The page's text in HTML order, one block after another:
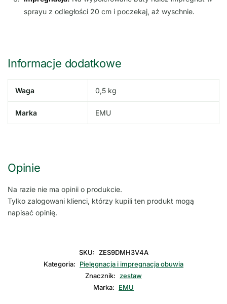
sprayu z odległości 20 cm i poczekaj, aż wyschnie.
Informacje dodatkowe
Waga 0,5 kg
Marka EMU
Opinie
Na razie nie ma opinii o produkcie.
Tylko zalogowani klienci, którzy kupili ten produkt mogą
napisać opinię.
SKU: ZES9DMH3V4A
Kategoria:
Pielęgnacja i impregnacja obuwia
Znacznik: zestaw
Marka:
EMU